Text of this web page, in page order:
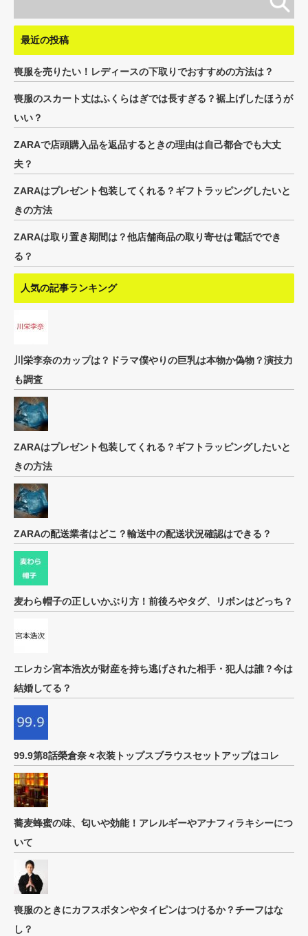
最近の投稿
喪服を売りたい！レディースの下取りでおすすめの方法は？
喪服のスカート丈はふくらはぎでは長すぎる？裾上げしたほうが
いい？
ZARAで店頭購入品を返品するときの理由は自己都合でも大丈
夫？
ZARAはプレゼント包装してくれる？ギフトラッピングしたいと
きの方法
ZARAは取り置き期間は？他店舗商品の取り寄せは電話ででき
る？
人気の記事ランキング
川栄李奈のカップは？ドラマ僕やりの巨乳は本物か偽物？演技力
も調査
ZARAはプレゼント包装してくれる？ギフトラッピングしたいと
きの方法
ZARAの配送業者はどこ？輸送中の配送状況確認はできる？
麦わら帽子の正しいかぶり方！前後ろやタグ、リボンはどっち？
エレカシ宮本浩次が財産を持ち逃げされた相手・犯人は誰？今は
結婚してる？
99.9第8話榮倉奈々衣装トップスブラウスセットアップはコレ
蕎麦蜂蜜の味、匂いや効能！アレルギーやアナフィラキシーにつ
いて
喪服のときにカフスボタンやタイピンはつけるか？チーフはな
し？